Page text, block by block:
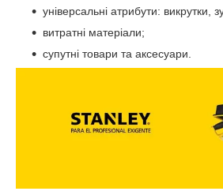
універсальні атрибути: викрутки,
витратні матеріали;
супутні товари та аксесуари.